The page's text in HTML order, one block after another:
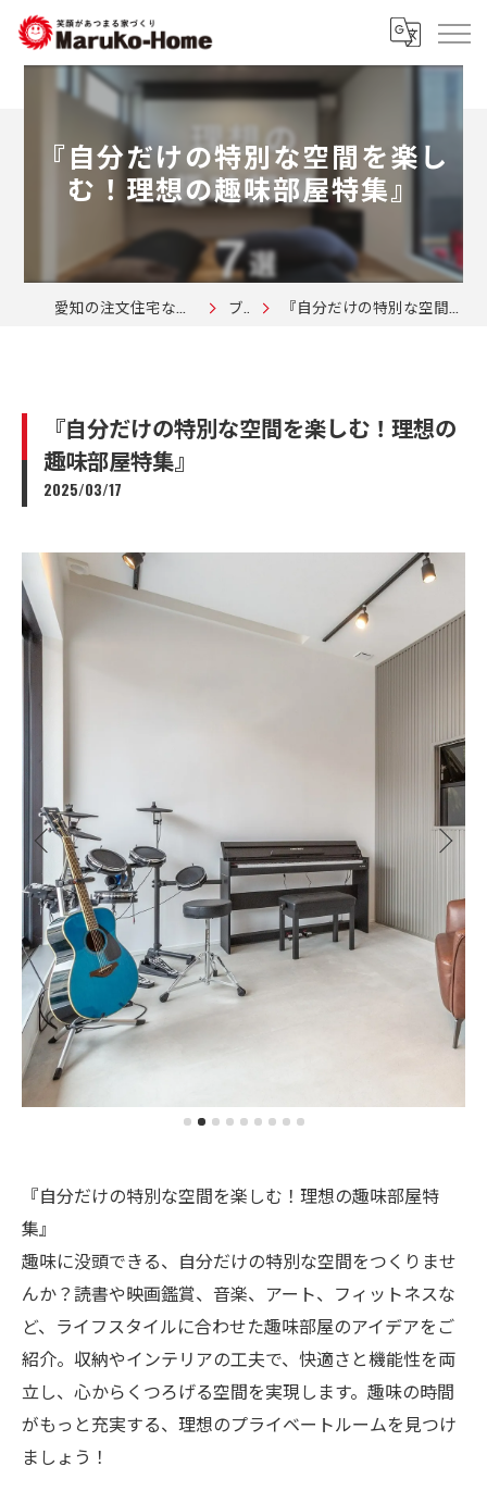
『自分だけの特別な空間を楽し
む！理想の趣味部屋特集』
愛知の注文住宅なら株式会社マルコーホーム ブログ 『自分だけの特別な空間を楽しむ！理想の趣味部屋特集』
『自分だけの特別な空間を楽しむ！理想の
趣味部屋特集』
2025/03/17
『自分だけの特別な空間を楽しむ！理想の趣味部屋特
集』
趣味に没頭できる、自分だけの特別な空間をつくりませ
んか？読書や映画鑑賞、音楽、アート、フィットネスな
ど、ライフスタイルに合わせた趣味部屋のアイデアをご
紹介。収納やインテリアの工夫で、快適さと機能性を両
立し、心からくつろげる空間を実現します。趣味の時間
がもっと充実する、理想のプライベートルームを見つけ
ましょう！